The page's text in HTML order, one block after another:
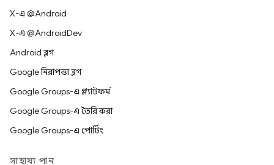
X-এ @Android
X-এ @AndroidDev
Android ব্লগ
Google নিরাপত্তা ব্লগ
Google Groups-এ প্ল্যাটফর্ম
Google Groups-এ তৈরি করা
Google Groups-এ পোর্টিং
সাহায্য পান